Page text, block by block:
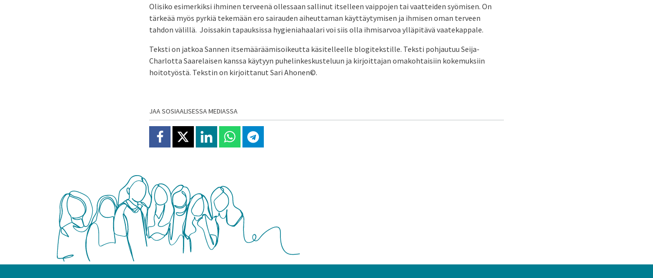
Olisiko esimerkiksi ihminen terveenä ollessaan sallinut itselleen vaippojen tai vaatteiden syömisen. On
tärkeää myös pyrkiä tekemään ero sairauden aiheuttaman käyttäytymisen ja ihmisen oman terveen
tahdon välillä. Joissakin tapauksissa hygieniahaalari voi siis olla ihmisarvoa ylläpitävä vaatekappale.
Teksti on jatkoa Sannen itsemääräämisoikeutta käsitelleelle blogitekstille. Teksti pohjautuu Seija-
Charlotta Saarelaisen kanssa käytyyn puhelinkeskusteluun ja kirjoittajan omakohtaisiin kokemuksiin
hoitotyöstä. Tekstin on kirjoittanut Sari Ahonen©.
JAA SOSIAALISESSA MEDIASSA
Jaa Facebookissa
Jaa X:ssäJaa Linkedinissä
Jaa Whatsappissa
Jaa Telegramissa